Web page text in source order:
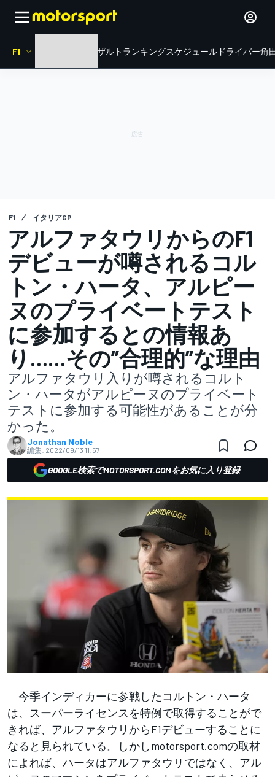
F1 リザルト ランキングスケジュール ドライバー角
F1 イタリアGP
アルファタウリからのF1
デビューが噂されるコル
トン・ハータ、アルピー
ヌのプライベートテスト
に参加するとの情報あ
り……その”合理的”な理由
アルファタウリ入りが噂されるコルト
ン・ハータがアルピーヌのプライベート
テストに参加する可能性があることが分
かった。
Jonathan Noble
編集: 2022/09/13 11:57
GOOGLE検索でMOTORSPORT.COMをお気に入り登録
今季インディカーに参戦したコルトン・ハータ
は、スーパーライセンスを特例で取得することがで
きれば、アルファタウリからF1デビューすることに
なると見られている。しかしmotorsport.comの取材
によれば、ハータはアルファタウリではなく、アル